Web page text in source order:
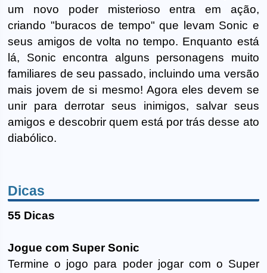
um novo poder misterioso entra em ação,
criando "buracos de tempo" que levam Sonic e
seus amigos de volta no tempo. Enquanto está
lá, Sonic encontra alguns personagens muito
familiares de seu passado, incluindo uma versão
mais jovem de si mesmo! Agora eles devem se
unir para derrotar seus inimigos, salvar seus
amigos e descobrir quem está por trás desse ato
diabólico.
Dicas
55 Dicas
Jogue com Super Sonic
Termine o jogo para poder jogar com o Super